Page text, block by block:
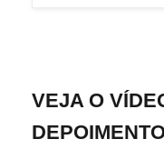
VEJA O